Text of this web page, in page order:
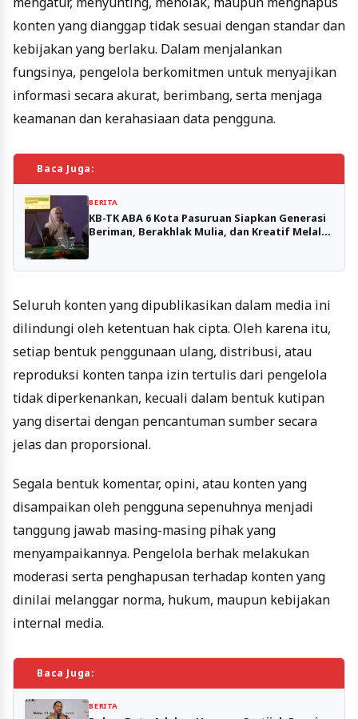
konten yang dianggap tidak sesuai dengan standar dan
kebijakan yang berlaku. Dalam menjalankan
fungsinya, pengelola berkomitmen untuk menyajikan
informasi secara akurat, berimbang, serta menjaga
keamanan dan kerahasiaan data pengguna.
Baca Juga:
BERITA
KB-TK ABA 6 Kota Pasuruan Siapkan Generasi
Beriman, Berakhlak Mulia, dan Kreatif Melalui
Seluruh konten yang dipublikasikan dalam media ini
dilindungi oleh ketentuan hak cipta. Oleh karena itu,
setiap bentuk penggunaan ulang, distribusi, atau
reproduksi konten tanpa izin tertulis dari pengelola
tidak diperkenankan, kecuali dalam bentuk kutipan
yang disertai dengan pencantuman sumber secara
jelas dan proporsional.
Segala bentuk komentar, opini, atau konten yang
disampaikan oleh pengguna sepenuhnya menjadi
tanggung jawab masing-masing pihak yang
menyampaikannya. Pengelola berhak melakukan
moderasi serta penghapusan terhadap konten yang
dinilai melanggar norma, hukum, maupun kebijakan
internal media.
Baca Juga:
BERITA